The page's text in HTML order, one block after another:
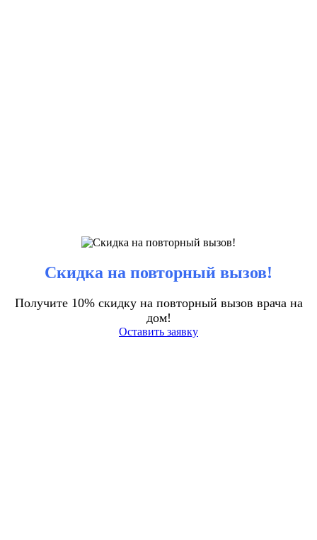
Скидка на повторный вызов!
Получите 10% скидку на повторный вызов врача на
дом!
Оставить заявку